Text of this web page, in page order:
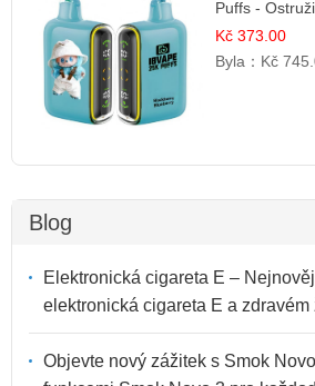
Puffs -
ovocná směs
Kč 373.00
Byla： Kč
Blog
Elektronická cigareta E –
elektronická cigareta E a zdravém
Objevte nový zážitek s Smok